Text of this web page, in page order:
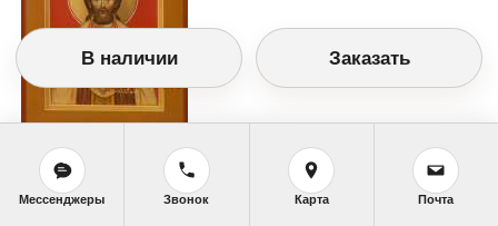
Православный календарь
<<Воскресенье, 29 Декабря (16 Декабря по
старому стилю)>>
В наличии Заказать
Мессенджеры Звонок Карта Почта